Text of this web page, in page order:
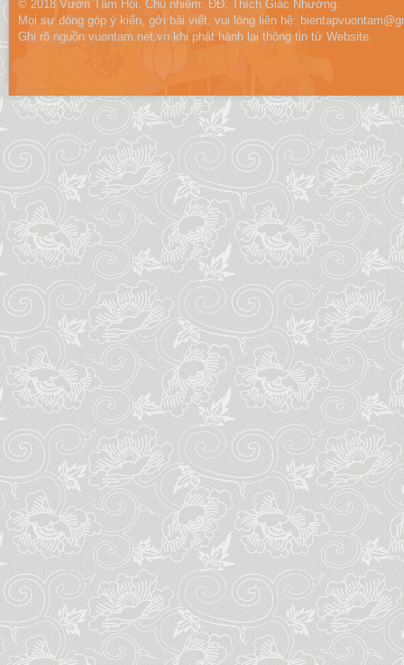
© 2018 Vườn Tâm Hội. Chủ nhiệm: ĐĐ. Thích Giác Nhường.
Mọi sự đóng góp ý kiến, gởi bài viết, vui lòng liên hệ:
Ghi rõ nguồn vuontam.net.vn khi phát hành lại thông tin từ Website.